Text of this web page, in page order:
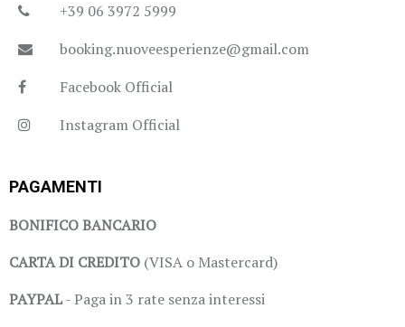
+39 06 3972 5999
booking.nuoveesperienze@gmail.com
Facebook Official
Instagram Official
PAGAMENTI
BONIFICO BANCARIO
CARTA DI CREDITO (VISA o Mastercard)
PAYPAL- Paga in 3 rate senza interessi